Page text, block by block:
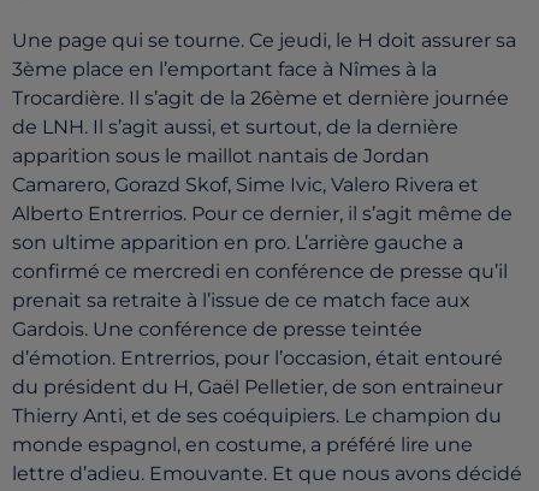
Une page qui se tourne. Ce jeudi, le H doit assurer sa
3ème place en l’emportant face à Nîmes à la
Trocardière. Il s’agit de la 26ème et dernière journée
de LNH. Il s’agit aussi, et surtout, de la dernière
apparition sous le maillot nantais de Jordan
Camarero, Gorazd Skof, Sime Ivic, Valero Rivera et
Alberto Entrerrios. Pour ce dernier, il s’agit même de
son ultime apparition en pro. L’arrière gauche a
confirmé ce mercredi en conférence de presse qu’il
prenait sa retraite à l’issue de ce match face aux
Gardois. Une conférence de presse teintée
d’émotion. Entrerrios, pour l’occasion, était entouré
du président du H, Gaël Pelletier, de son entraineur
Thierry Anti, et de ses coéquipiers. Le champion du
monde espagnol, en costume, a préféré lire une
lettre d’adieu. Emouvante. Et que nous avons décidé